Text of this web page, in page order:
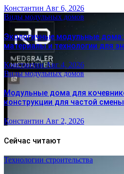
Константин Авг 6, 2026
Виды модульных домов
Экологичные модульные
материалы и технологии для
КонстантинАвг 4, 2026
Виды модульных домов
Модульные дома для
конструкции для частой
Константин Авг 2, 2026
Сейчас читают
Технологии строительства